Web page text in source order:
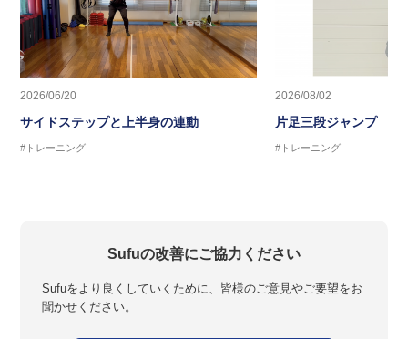
2026/06/20
サイドステップと上半身の連動
#トレーニング
2026/08/02
片足三段ジャンプ
#トレーニング
Sufuの改善にご協力ください
Sufuをより良くしていくために、皆様のご意見やご要望をお
聞かせください。